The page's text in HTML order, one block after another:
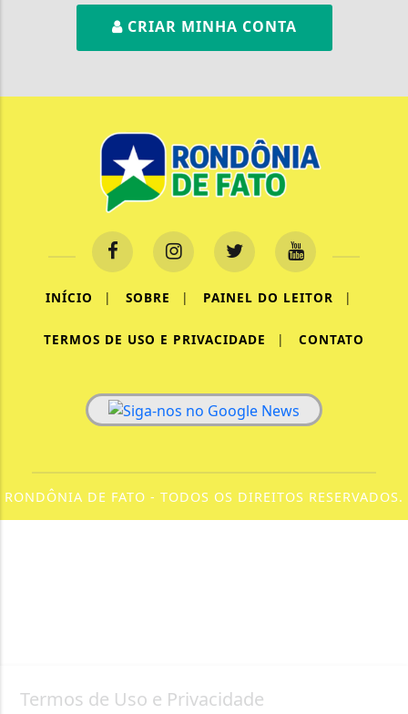
CRIAR MINHA CONTA
INÍCIO | SOBRE | PAINEL DO LEITOR |
TERMOS DE USO E PRIVACIDADE | CONTATO
RONDÔNIA DE FATO - TODOS OS DIREITOS RESERVADOS.
Termos de Uso e Privacidade